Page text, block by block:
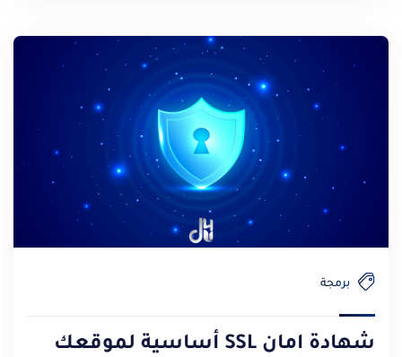
برمجة
شهادة امان SSL أساسية لموقعك